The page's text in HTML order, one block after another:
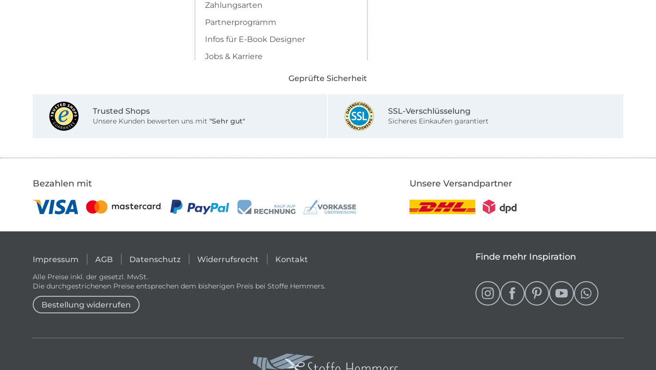
Zahlungsarten
Partnerprogramm
Infos für E-Book Designer
Jobs & Karriere
Geprüfte Sicherheit
Trusted Shops
Unsere Kunden bewerten uns mit "Sehr gut"
SSL-Verschlüsselung
Sicheres Einkaufen garantiert
Bezahlen mit Unsere Versandpartner
Impressum AGB Datenschutz Widerrufsrecht Kontakt
Alle Preise inkl. der gesetzl. MwSt.
Die durchgestrichenen Preise entsprechen dem bisherigen Preis bei Stoffe Hemmers.
Bestellung widerrufen
Finde mehr Inspiration